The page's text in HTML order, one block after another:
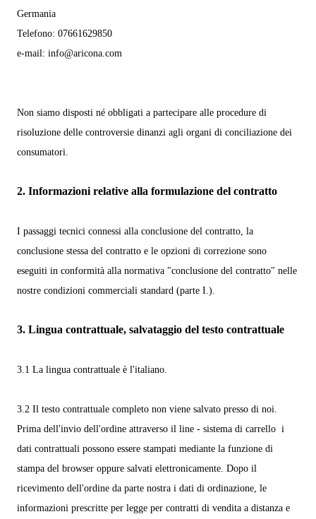
Germania
Telefono: 07661629850
e-mail: info@aricona.com
Non siamo disposti né obbligati a partecipare alle procedure di
risoluzione delle controversie dinanzi agli organi di conciliazione dei
consumatori.
2. Informazioni relative alla formulazione del contratto
I passaggi tecnici connessi alla conclusione del contratto, la
conclusione stessa del contratto e le opzioni di correzione sono
eseguiti in conformità alla normativa "conclusione del contratto" nelle
nostre condizioni commerciali standard (parte I.).
3. Lingua contrattuale, salvataggio del testo contrattuale
3.1 La lingua contrattuale è l'italiano.
3.2 Il testo contrattuale completo non viene salvato presso di noi.
Prima dell'invio dell'ordine attraverso il line - sistema di carrello i
dati contrattuali possono essere stampati mediante la funzione di
stampa del browser oppure salvati elettronicamente. Dopo il
ricevimento dell'ordine da parte nostra i dati di ordinazione, le
informazioni prescritte per legge per contratti di vendita a distanza e